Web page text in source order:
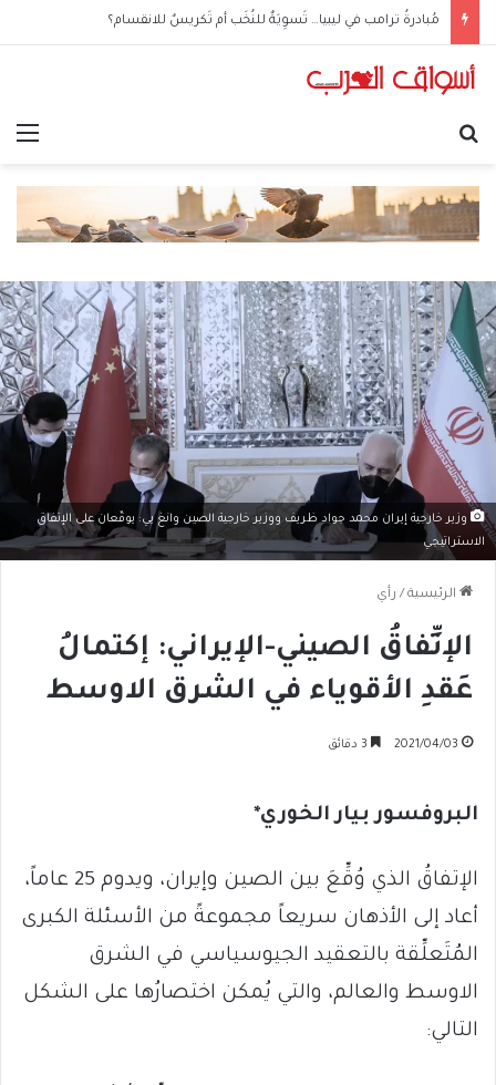
مُبادرةُ ترامب في ليبيا… تَسوِيَةٌ للنُخَب أم تَكريسٌ للانقسام؟
وزير خارجية إيران محمد جواد ظريف ووزير خارجية الصين وانغ يي: يوقّعان على الإتفاق
الاستراتيجي
الرئيسية / رأي
الإتِّفاقُ الصيني-الإيراني: إكتمالُ
عَقدِ الأقوياء في الشرق الاوسط
2021/04/03
البروفسور بيار الخوري*
الإتفاقُ الذي وُقِّعَ بين الصين وإيران، ويدوم 25 عاماً،
أعاد إلى الأذهان سريعاً مجموعةً من الأسئلة الكبرى
المُتَعلِّقة بالتعقيد الجيوسياسي في الشرق
الاوسط والعالم، والتي يُمكن اختصارُها على الشكل
التالي: